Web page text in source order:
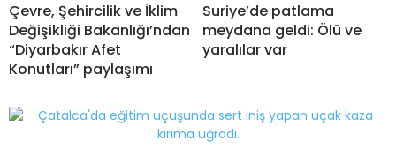
Çevre, Şehircilik ve İklim
Değişikliği Bakanlığı’ndan
“Diyarbakır Afet
Konutları” paylaşımı
Suriye’de patlama
meydana geldi: Ölü ve
yaralılar var